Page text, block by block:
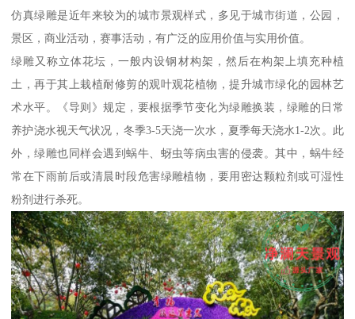
仿真绿雕是近年来较为的城市景观样式，多见于城市街道，公园，
景区，商业活动，赛事活动，有广泛的应用价值与实用价值。
绿雕又称立体花坛，一般内设钢材构架，然后在构架上填充种植
土，再于其上栽植耐修剪的观叶观花植物，提升城市绿化的园林艺
术水平。《导则》规定，要根据季节变化为绿雕换装，绿雕的日常
养护浇水视天气状况，冬季3-5天浇一次水，夏季每天浇水1-2次。此
外，绿雕也同样会遇到蜗牛、蚜虫等病虫害的侵袭。其中，蜗牛经
常在下雨前后或清晨时段危害绿雕植物，要用密达颗粒剂或可湿性
粉剂进行杀死。